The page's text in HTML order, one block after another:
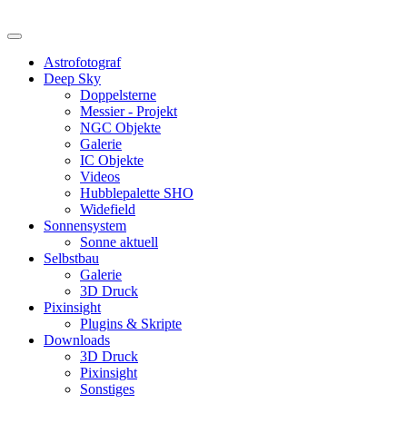
Astrofotograf
Deep Sky
Doppelsterne
Messier - Projekt
NGC Objekte
Galerie
IC Objekte
Videos
Hubblepalette SHO
Widefield
Sonnensystem
Sonne aktuell
Selbstbau
Galerie
3D Druck
Pixinsight
Plugins & Skripte
Downloads
3D Druck
Pixinsight
Sonstiges